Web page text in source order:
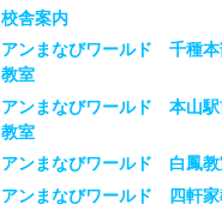
校舎案内
アンまなびワールド 千種
教室
アンまなびワールド 本山
教室
アンまなびワールド 白鳳
アンまなびワールド 四軒